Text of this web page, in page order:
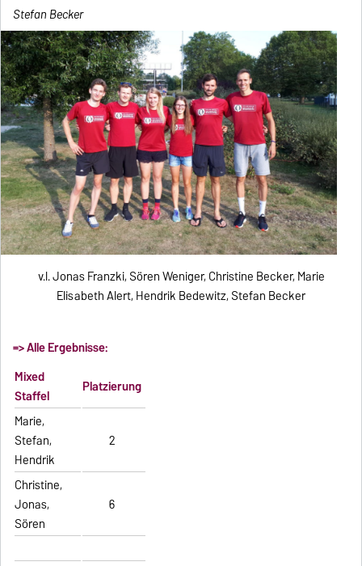
Stefan Becker
v.l. Jonas Franzki, Sören Weniger, Christine Becker, Marie
Elisabeth Alert, Hendrik Bedewitz, Stefan Becker
=> Alle Ergebnisse:
Mixed
Staffel
Platzierung
Marie,
Stefan,
Hendrik
2
Christine,
Jonas,
Sören
6